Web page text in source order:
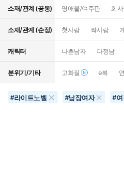
소재/관계 (공통) 영애물/여주판 회사
소재/관계 (순정) 첫사랑 짝사랑
캐릭터 나쁜남자 다정남
분위기/기타 고화질 e북
#라이트노벨 #남장여자 #